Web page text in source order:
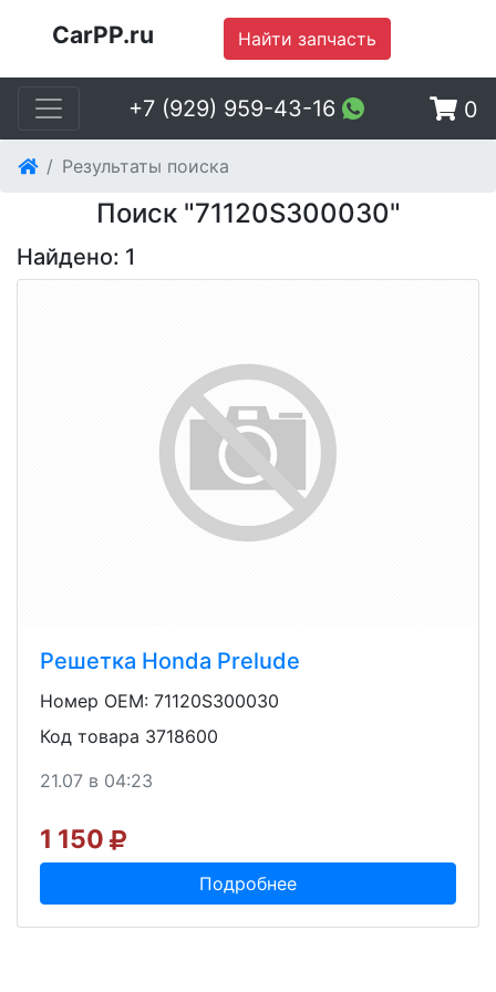
CarPP.ru Найти запчасть
+7 (929) 959-43-16 0
Результаты поиска
Поиск "71120S300030"
Найдено: 1
Решетка Honda Prelude
Номер OEM: 71120S300030
Код товара 3718600
21.07 в 04:23
1 150
Подробнее